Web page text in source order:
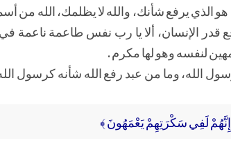
يرفع شأنك، والله لا يظلمك، الله من
الإنسان، ألا يا رب نفس طاعمة ناعمة في
لنفسه وهو لها مكرم .
الله، وما من عبد رفع الله شأنه كرسول الله،
لَفِي سَكْرَتِهِمْ يَعْمَهُونَ ﴾